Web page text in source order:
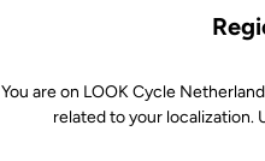
You are on LOOK Cycle
related to your localization.